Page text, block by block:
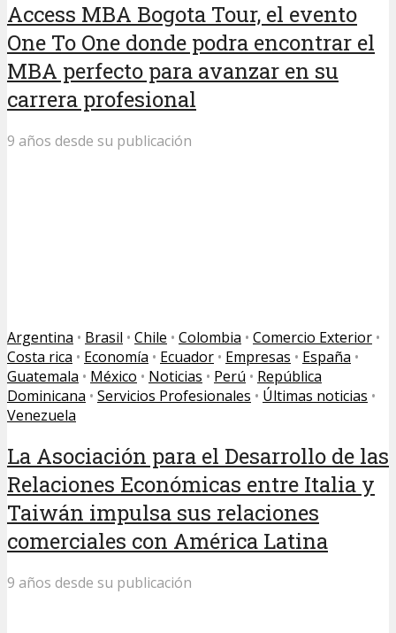
Access MBA Bogota Tour, el evento
One To One donde podra encontrar el
MBA perfecto para avanzar en su
carrera profesional
9 años desde su publicación
Argentina • Brasil • Chile • Colombia • Comercio Exterior •
Costa rica • Economía • Ecuador • Empresas • España •
Guatemala • México • Noticias • Perú • República
Dominicana • Servicios Profesionales • Últimas noticias •
Venezuela
La Asociación para el Desarrollo de las
Relaciones Económicas entre Italia y
Taiwán impulsa sus relaciones
comerciales con América Latina
9 años desde su publicación